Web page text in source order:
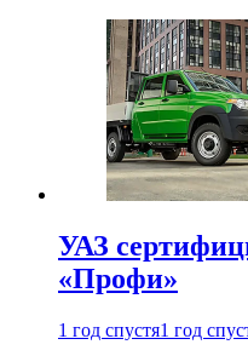
УАЗ
«Профи»
1 год спустя1 год